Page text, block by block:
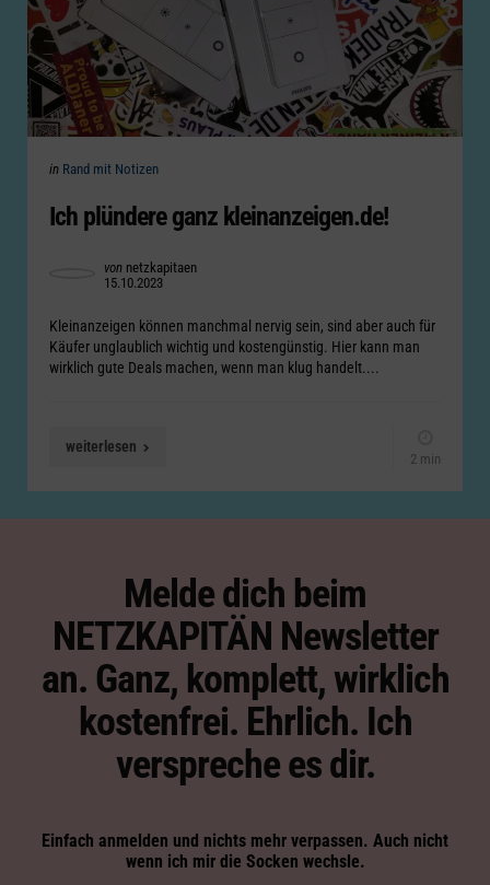
Categories
Posted
in Rand mit Notizen
Ich plündere ganz kleinanzeigen.de!
Posted
by
von netzkapitaen
15.10.2023
Kleinanzeigen können manchmal nervig sein, sind aber auch für
Käufer unglaublich wichtig und kostengünstig. Hier kann man
wirklich gute Deals machen, wenn man klug handelt....
weiterlesen
2 min
Melde dich beim
NETZKAPITÄN Newsletter
an. Ganz, komplett, wirklich
kostenfrei. Ehrlich. Ich
verspreche es dir.
Einfach anmelden und nichts mehr verpassen. Auch nicht
wenn ich mir die Socken wechsle.